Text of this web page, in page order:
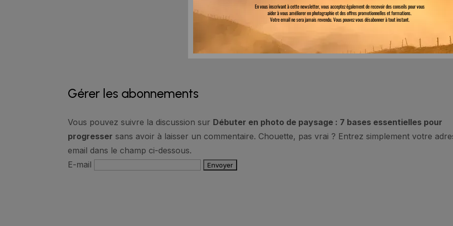
Accueil A propos Contact
Gérer les abonnements
Vous pouvez suivre la discussion sur Débuter en photo de paysage : 7 bases essentielles pour
progresser sans avoir à laisser un commentaire. Chouette, pas vrai ? Entrez simplement votre
email dans le champ ci-dessous.
E-mail